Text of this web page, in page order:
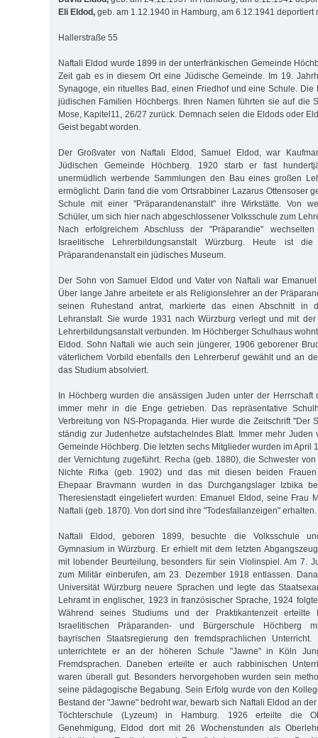
Eli Eldod, geb. am 1.12.1940 in Hamburg, am 6.12.1941 deportiert
Hallerstraße 55
Naftali Eldod wurde 1899 in der unterfränkischen Gemeinde
Zeit gab es in diesem Ort eine Jüdische Gemeinde. Im 19.
Synagoge, ein rituelles Bad, einen Friedhof und eine Schule.
jüdischen Familien Höchbergs. Ihren Namen führten sie auf die
Mose, Kapitel11, 26/27 zurück. Demnach seien die Eldods oder
Geist begabt worden.
Der Großvater von Naftali Eldod, Samuel Eldod, war
Jüdischen Gemeinde Höchberg. 1920 starb er fast
unermüdlich werbende Sammlungen den Bau eines großen
ermöglicht. Darin fand die vom Ortsrabbiner Lazarus Ottensoser
Schule mit einer "Präparandenanstalt" ihre Wirkstätte. Von
Schüler, um sich hier nach abgeschlossener Volksschule zum
Nach erfolgreichem Abschluss der "Präparandie"
Israelitische Lehrerbildungsanstalt Würzburg. Heute ist
Präparandenanstalt ein jüdisches Museum.
Der Sohn von Samuel Eldod und Vater von Naftali war
Über lange Jahre arbeitete er als Religionslehrer an der
seinen Ruhestand antrat, markierte das einen Abschnitt in
Lehranstalt. Sie wurde 1931 nach Würzburg verlegt und mit
Lehrerbildungsanstalt verbunden. Im Höchberger Schulhaus
Eldod. Sohn Naftali wie auch sein jüngerer, 1906 geborener
väterlichem Vorbild ebenfalls den Lehrerberuf gewählt und an
das Studium absolviert.
In Höchberg wurden die ansässigen Juden unter der Herrschaft
immer mehr in die Enge getrieben. Das repräsentative
Verbreitung von NS-Propaganda. Hier wurde die Zeitschrift "Der
ständig zur Judenhetze aufstachelndes Blatt. Immer mehr Juden
Gemeinde Höchberg. Die letzten sechs Mitglieder wurden im April
der Vernichtung zugeführt. Recha (geb. 1880), die Schwester
Nichte Rifka (geb. 1902) und das mit diesen beiden Frauen
Ehepaar Bravmann wurden in das Durchgangslager Izbika
Theresienstadt eingeliefert wurden: Emanuel Eldod, seine Frau
Naftali (geb. 1870). Von dort sind ihre "Todesfallanzeigen" erhalten.
Naftali Eldod, geboren 1899, besuchte die Volksschule
Gymnasium in Würzburg. Er erhielt mit dem letzten
mit lobender Beurteilung, besonders für sein Violinspiel. Am 7.
zum Militär einberufen, am 23. Dezember 1918 entlassen.
Universität Würzburg neuere Sprachen und legte das
Lehramt in englischer, 1923 in französischer Sprache, 1924
Während seines Studiums und der Praktikantenzeit
Israelitischen Präparanden- und Bürgerschule Höchberg
bayrischen Staatsregierung den fremdsprachlichen
unterrichtete er an der höheren Schule "Jawne" in Köln
Fremdsprachen. Daneben erteilte er auch rabbinischen
waren überall gut. Besonders hervorgehoben wurden sein
seine pädagogische Begabung. Sein Erfolg wurde von den
Bestand der "Jawne" bedroht war, bewarb sich Naftali Eldod an
Töchterschule (Lyzeum) in Hamburg. 1926 erteilte die
Genehmigung, Eldod dort mit 26 Wochenstunden als